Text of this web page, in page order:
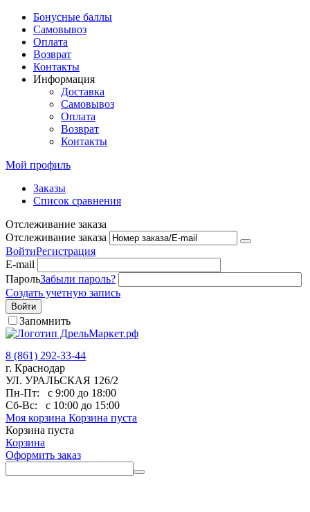
Бонусные баллы
Самовывоз
Оплата
Возврат
Контакты
Информация
Доставка
Самовывоз
Оплата
Возврат
Контакты
Мой профиль
Заказы
Список сравнения
Отслеживание заказа
Отслеживание заказа
ВойтиРегистрация
E-mail
ПарольЗабыли пароль?
Создать учетную запись
Войти
Запомнить
8 (861) 292-33-44
г. Краснодар
УЛ. УРАЛЬСКАЯ 126/2
Пн-Пт:
с 9:00 до 18:00
Сб-Вс:
с 10:00 до 15:00
Моя корзина Корзина пуста
Корзина пуста
Корзина
Оформить заказ